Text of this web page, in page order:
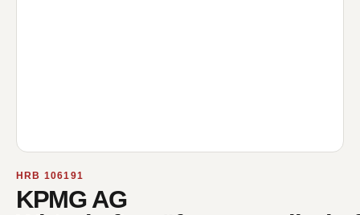
HRB 106191
KPMG AG